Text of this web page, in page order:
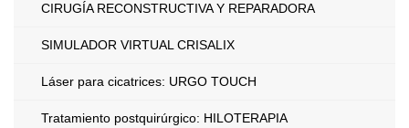
CIRUGÍA RECONSTRUCTIVA Y REPARADORA
SIMULADOR VIRTUAL CRISALIX
Láser para cicatrices: URGO TOUCH
Tratamiento postquirúrgico: HILOTERAPIA